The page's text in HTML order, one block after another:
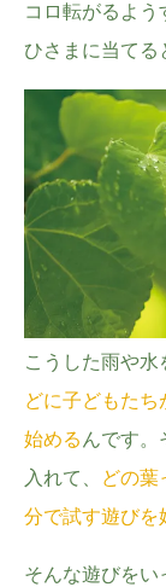
コロ転がるよ
ひさまに当てる
こうした雨や水
どに子どもた
始める んです。
入れて、
どの葉
分で試す遊びを
そんな遊びをい